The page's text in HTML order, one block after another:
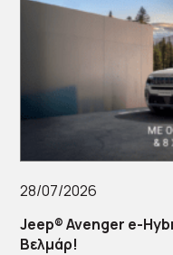
28/07/2026
Jeep® Avenger e-
Βελμάρ!